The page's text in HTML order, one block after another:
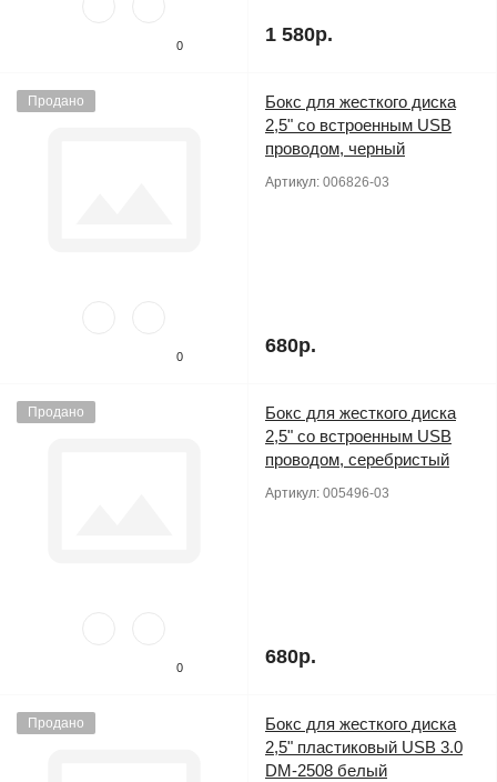
0 1 580р.
Продано
0
Бокс для жесткого диска
2,5" со встроенным USB
проводом, черный
Артикул: 006826-03
680р.
Продано
0
Бокс для жесткого диска
2,5" со встроенным USB
проводом, серебристый
Артикул: 005496-03
680р.
Продано
Бокс для жесткого диска
2,5" пластиковый USB 3.0
DM-2508 белый